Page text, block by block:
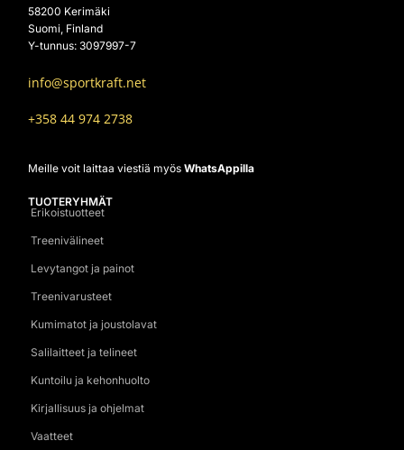
58200 Kerimäki
Suomi, Finland
Y-tunnus: 3097997-7
info@sportkraft.net
+358 44 974 2738
Meille voit laittaa viestiä myös WhatsAppilla
TUOTERYHMÄT
Erikoistuotteet
Treenivälineet
Levytangot ja painot
Treenivarusteet
Kumimatot ja joustolavat
Salilaitteet ja telineet
Kuntoilu ja kehonhuolto
Kirjallisuus ja ohjelmat
Vaatteet